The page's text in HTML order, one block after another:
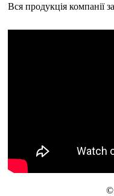
Вся продукція компанії
©